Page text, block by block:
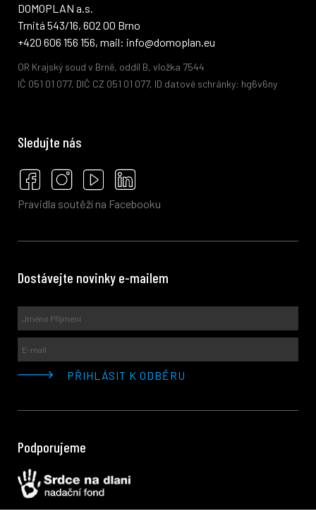
DOMOPLAN a.s.
Trnitá 543/16, 602 00 Brno
+420 606 156 156, mail: info@domoplan.eu
OR Krajský soud v Brně, oddíl B, vložka 7544
IČ 051 01 077, DIČ CZ 051 01 077, ID datové schránky: hg6v6ny
Sledujte nás
Pravidla soutěží na Facebooku
Dostávejte novinky e-mailem
Podporujeme